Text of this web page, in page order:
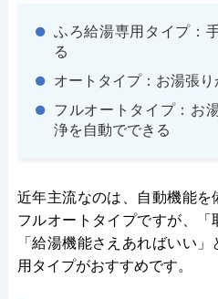
ふろ給湯専用タイプ：
る
オートタイプ：お湯張
フルオートタイプ：お
浄を自動でできる
近年主流なのは、自動機能を
フルオートタイプですが、「
「給湯機能さえあればいい
用タイプがおすすめです。